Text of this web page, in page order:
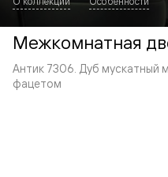
Межкомнатная
Антик 7306. Дуб мускатный
фацетом